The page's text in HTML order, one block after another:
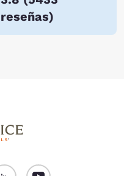
reseñas)